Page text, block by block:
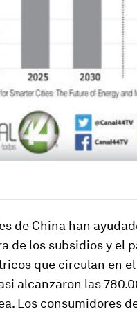
de China han
de los subsidios y el
que circulan en
alcanzaron las
Los consumidores